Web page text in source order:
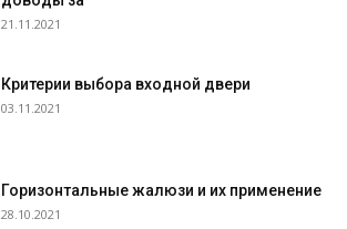
21.11.2021
Критерии выбора входной двери
03.11.2021
Горизонтальные жалюзи и их применение
28.10.2021